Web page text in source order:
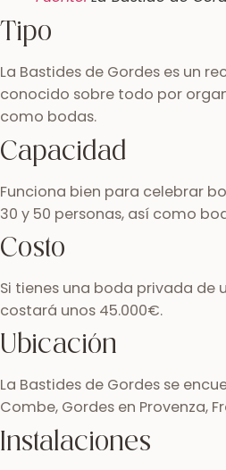
Tipo
La Bastides de Gordes es un
conocido sobre todo por
como bodas.
Capacidad
Funciona bien para celebrar
30 y 50 personas, así como
Costo
Si tienes una boda privada de
costará unos 45.000€.
Ubicación
La Bastides de Gordes se
Combe, Gordes en Provenza,
Instalaciones